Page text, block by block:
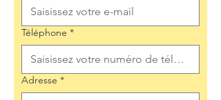
Téléphone *
Adresse *